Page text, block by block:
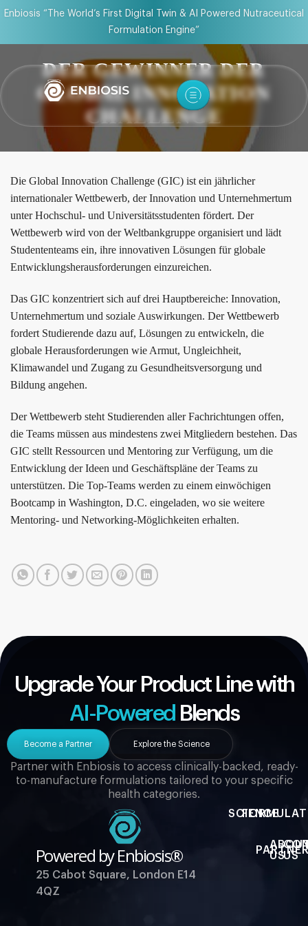
Enbiosis “The World’s First Digital Twin & AI Powered Nutraceutical
Formulation Engine”
DER GEWINNER DER
GLOBAL INNOVATION
CHALLENGE
Die Global Innovation Challenge (GIC) ist ein jährlicher
internationaler Wettbewerb, der Innovation und Unternehmertum
unter Hochschul- und Universitätsstudenten fördert. Der
Wettbewerb wird von der Weltbankgruppe organisiert und lädt
Studententeams ein, ihre innovativen Lösungen für globale
Entwicklungsherausforderungen einzureichen.
Das GIC konzentriert sich auf drei Hauptbereiche: Innovation,
Unternehmertum und soziale Auswirkungen. Der Wettbewerb
fordert Studierende dazu auf, Lösungen zu entwickeln, die
globale Herausforderungen wie Armut, Ungleichheit,
Klimawandel und Zugang zu Gesundheitsversorgung und
Bildung angehen.
Der Wettbewerb steht Studierenden aller Fachrichtungen offen,
die Teams müssen aus mindestens zwei Mitgliedern bestehen. Das
GIC stellt Ressourcen und Mentoring zur Verfügung, um die
Entwicklung der Ideen und Geschäftspläne der Teams zu
unterstützen. Die Top-Teams werden zu einem einwöchigen
Bootcamp in Washington, D.C. eingeladen, wo sie weitere
Mentoring- und Networking-Möglichkeiten erhalten.
Upgrade Your Product Line with
AI-Powered Blends
Partner with Enbiosis to access clinically-backed, ready-
to-manufacture formulations tailored to your specific
health categories.
Become a Partner Explore the Science
Powered by Enbiosis®
25 Cabot Square, London E14
4QZ
SCIENCE
USUS